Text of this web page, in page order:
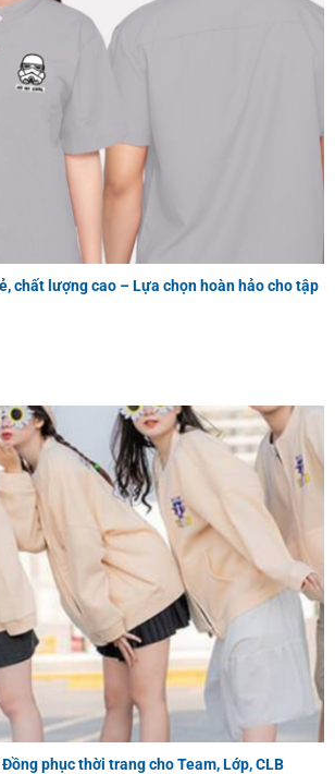
chất lượng cao – Lựa chọn hoàn hảo cho tập
phục thời trang cho Team, Lớp, CLB